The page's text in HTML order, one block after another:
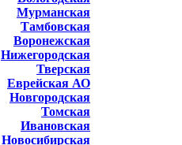
Мурманская
Тамбовская
Воронежская
Нижегородская
Тверская
Еврейская АО
Новгородская
Томская
Ивановская
Новосибирская